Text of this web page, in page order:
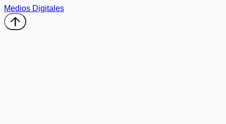
Medios Digitales
arrow_upward